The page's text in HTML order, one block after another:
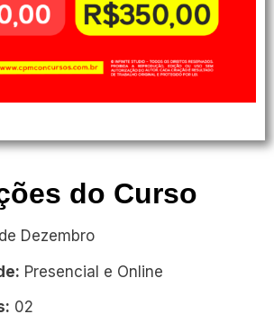
do Curso
Dezembro
Presencial e Online
02